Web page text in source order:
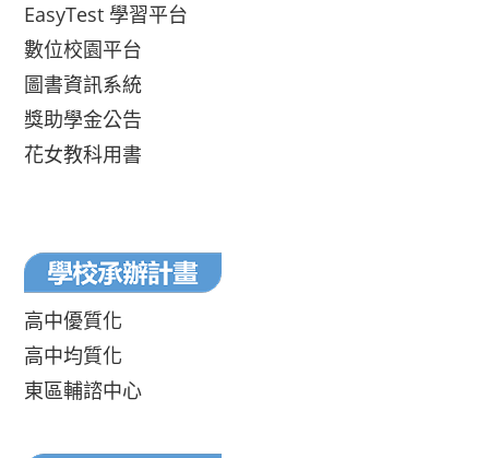
EasyTest 學習平台
數位校園平台
圖書資訊系統
獎助學金公告
花女教科用書
高中優質化
高中均質化
東區輔諮中心